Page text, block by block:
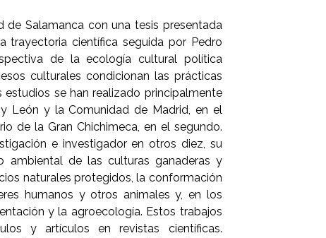
Salamanca con una tesis presentada
trayectoria científica seguida por Pedro
de la ecología cultural política
culturales condicionan las prácticas
se han realizado principalmente
León y la Comunidad de Madrid, en el
de la Gran Chichimeca, en el segundo.
e investigador en otros diez, su
ambiental de las culturas ganaderas y
naturales protegidos, la conformación
humanos y otros animales y, en los
y la agroecología. Estos trabajos
y artículos en revistas científicas.